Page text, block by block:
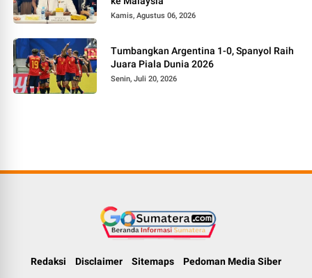
Kamis, Agustus 06, 2026
Tumbangkan Argentina 1-0, Spanyol Raih
Juara Piala Dunia 2026
Senin, Juli 20, 2026
Redaksi Disclaimer Sitemaps Pedoman Media Siber